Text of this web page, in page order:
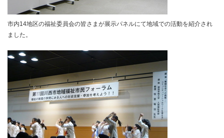
市内14地区の福祉委員会の皆さまが展示パネルにて地域での活動を紹介され
ました。